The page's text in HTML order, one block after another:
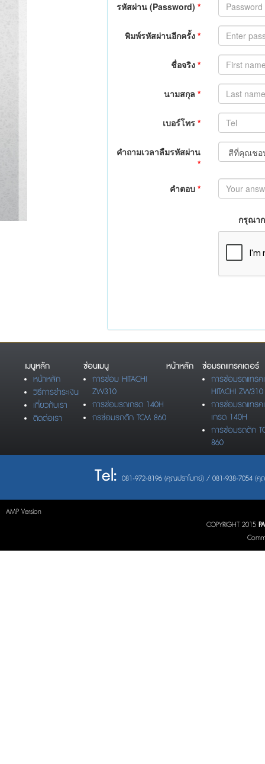
รหัสผ่าน (Password) *
พิมพ์รหัสผ่านอีกครั้ง *
ชื่อจริง *
นามสกุล *
เบอร์โทร *
คำถามเวลาลืมรหัสผ่าน
*
คำตอบ *
กรุณา
เมนูหลัก
หน้าหลัก
วิธีการชำระเงิน
เกี่ยวกับเรา
ติดต่อเรา
ซ่อนเมนู
การซ่อม HITACHI
ZW310
การซ่อมรถเกรด 140H
กรซ่อมรถตัก TCM 860
หน้าหลัก
ซ่อมรถแทรคเตอร์
การซ่อมรถแทรค
HITACHI ZW310
การซ่อมรถแทรค
เกรด 140H
การซ่อมรถตัก
860
Tel: 081-972-8196 (คุณปราโมทย์) / 081-938-7054
AMP Version
COPYRIGHT 2015